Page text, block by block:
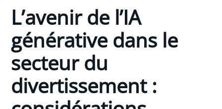
L’avenir de l’IA
générative dans le
secteur du
divertissement :